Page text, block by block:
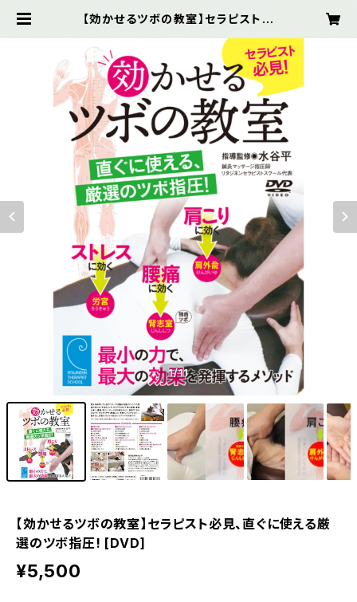
【効かせるツボの教室】セラピスト必
VD] | リタジネンSHOP
1/11
【効かせるツボの教室】セラピスト必見、直ぐに使える厳
選のツボ指圧! [DVD]
¥5,500